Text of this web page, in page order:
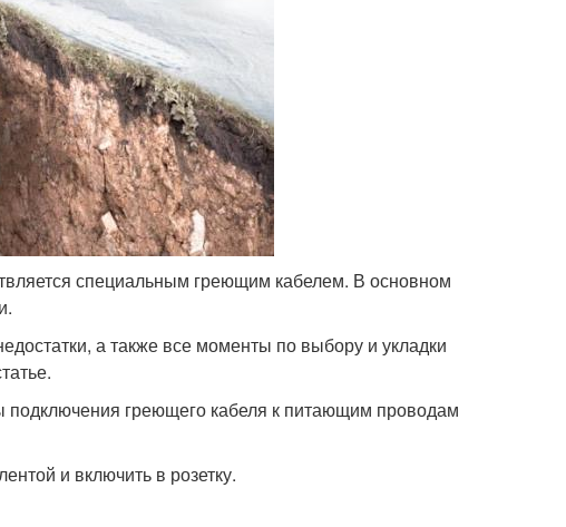
специальным греющим кабелем. В основном
а также все моменты по выбору и укладки
греющего кабеля к питающим проводам
и включить в розетку.